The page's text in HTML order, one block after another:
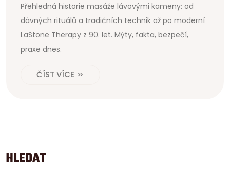
HLEDAT
Přehledná historie masáže lávovými kameny: od
dávných rituálů a tradičních technik až po moderní
LaStone Therapy z 90. let. Mýty, fakta, bezpečí,
praxe dnes.
ČÍST VÍCE